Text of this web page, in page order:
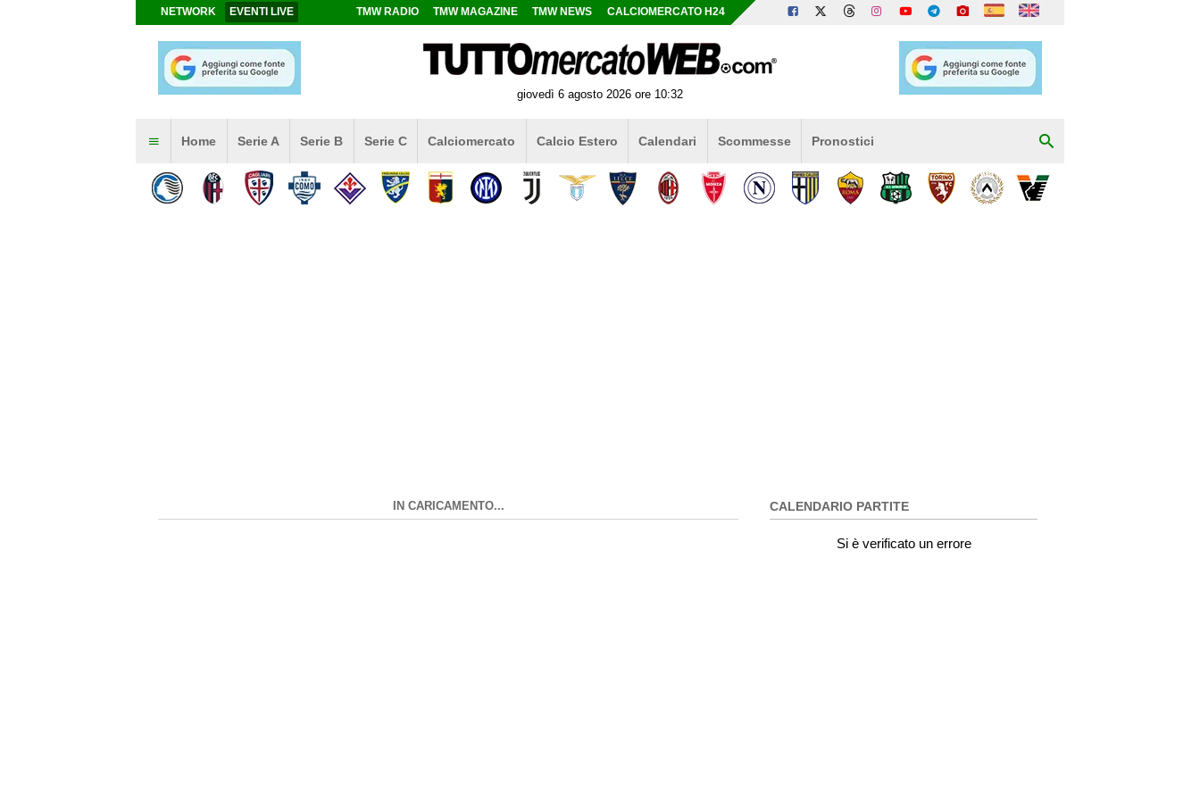
NETWORK EVENTI LIVE TMW RADIO TMW MAGAZINE TMW NEWS CALCIOMERCATO H24
giovedì 6 agosto 2026 ore 10:32
Home Serie A Serie B Serie C Calciomercato Calcio Estero Calendari Scommesse Pronostici
IN CARICAMENTO... CALENDARIO PARTITE
Si è verificato un errore